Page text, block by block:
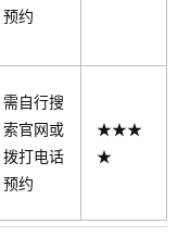
预约
需自行搜
索官网或
拨打电话
预约
★★★
★